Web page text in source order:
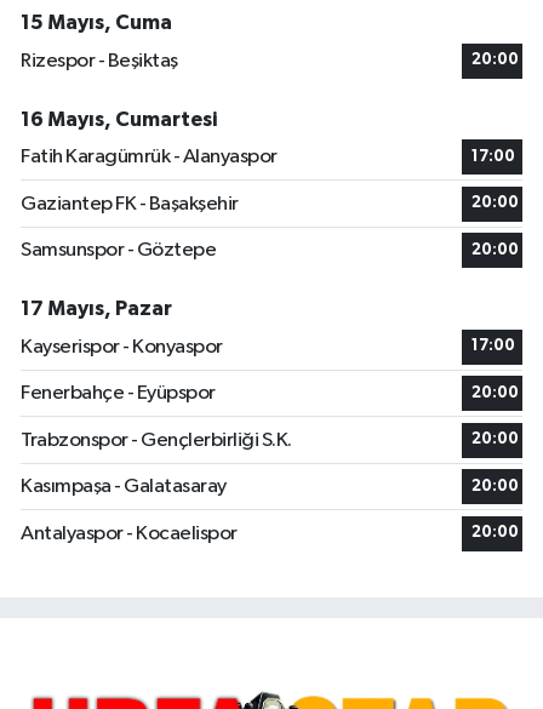
15 Mayıs, Cuma
Rizespor - Beşiktaş
20:00
16 Mayıs, Cumartesi
Fatih Karagümrük - Alanyaspor
17:00
Gaziantep FK - Başakşehir 20:00
Samsunspor - Göztepe 20:00
17 Mayıs, Pazar
Kayserispor - Konyaspor
17:00
Fenerbahçe - Eyüpspor 20:00
Trabzonspor - Gençlerbirliği S.K. 20:00
Kasımpaşa - Galatasaray 20:00
Antalyaspor - Kocaelispor 20:00